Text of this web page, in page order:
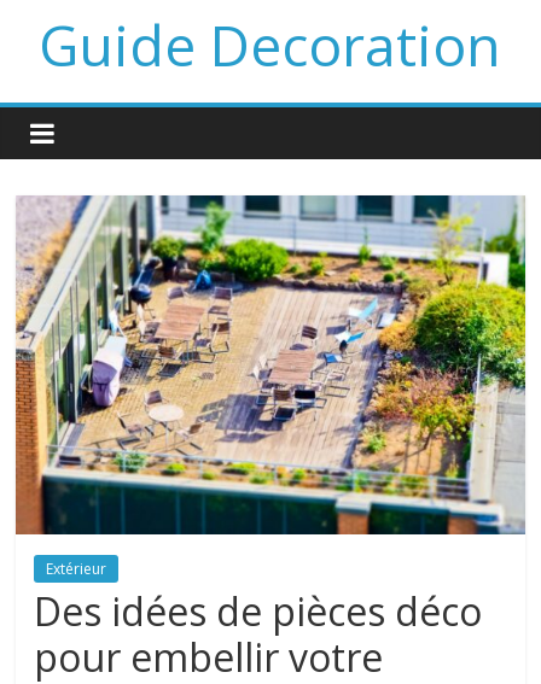
Guide Decoration
Extérieur
Des idées de pièces déco
pour embellir votre